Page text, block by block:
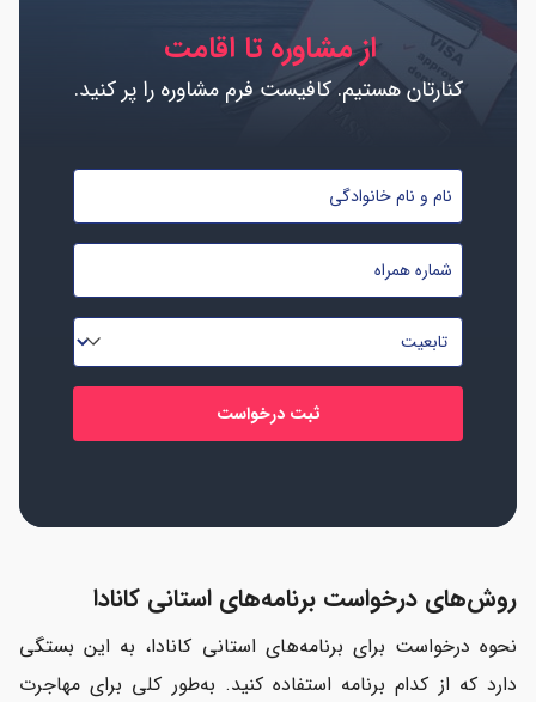
از مشاوره تا اقامت
کنارتان هستیم. کافیست فرم مشاوره را پر کنید.
نام
نام
خانوادگی
*
شماره
موبایل
*
تابعیت
*
روش‌های درخواست برنامه‌های استانی کانادا
نحوه درخواست برای برنامه‌های استانی کانادا، به این بستگی
دارد که از کدام برنامه استفاده کنید. به‌طور کلی برای مهاجرت